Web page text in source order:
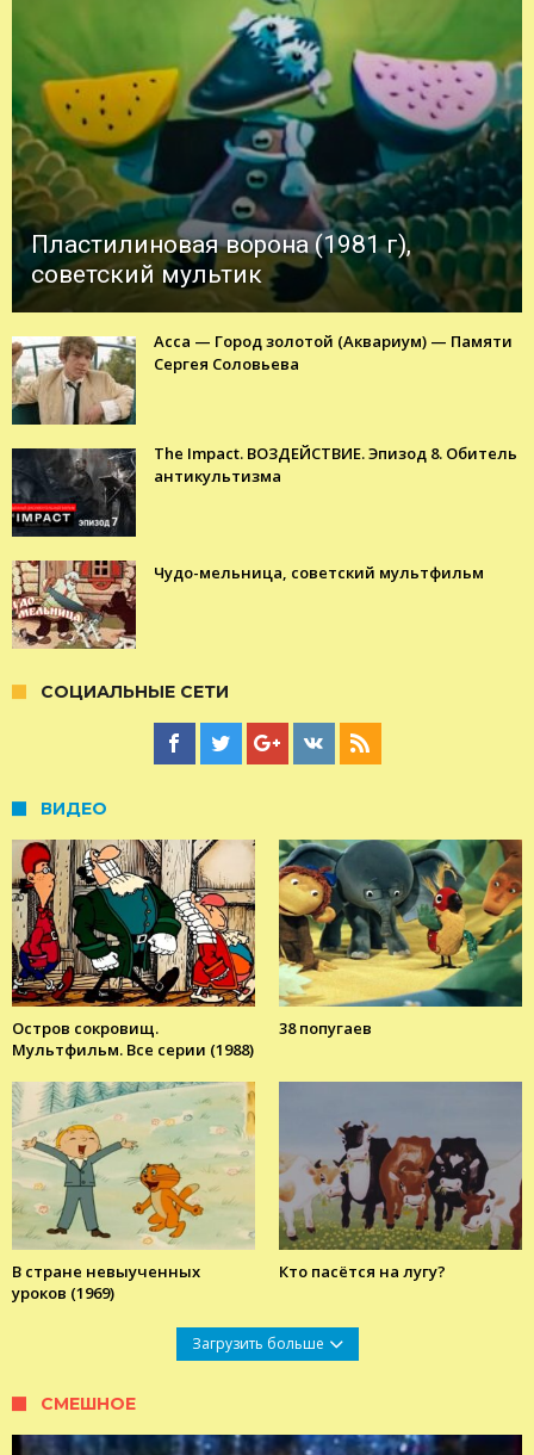
Пластилиновая ворона (1981 г),
советский мультик
Асса — Город золотой (Аквариум) — Памяти
Сергея Соловьева
The Impact. ВОЗДЕЙСТВИЕ. Эпизод 8. Обитель
антикультизма
Чудо-мельница, советский мультфильм
СОЦИАЛЬНЫЕ СЕТИ
ВИДЕО
Остров сокровищ.
Мультфильм. Все серии (1988)
38 попугаев
В стране невыученных
уроков (1969)
Кто пасётся на лугу?
Загрузить больше
СМЕШНОЕ